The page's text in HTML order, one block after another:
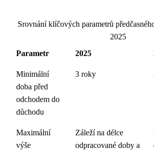
Srovnání klíčových parametrů
2025
Parametr
2025
Minimální
doba před
odchodem do
důchodu
3 roky
Maximální
výše
Záleží na délce
odpracované doby a